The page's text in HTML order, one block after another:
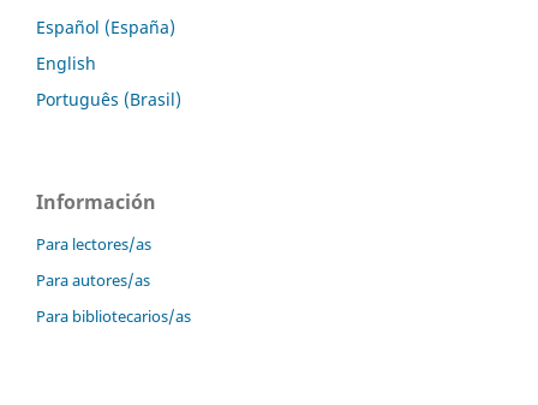
Español (España)
English
Português (Brasil)
Información
Para lectores/as
Para autores/as
Para bibliotecarios/as